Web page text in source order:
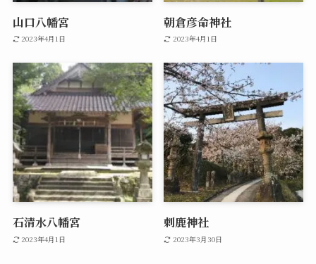
山口八幡宮
2023年4月1日
朝倉彦命神社
2023年4月1日
石清水八幡宮
2023年4月1日
刺鹿神社
2023年3月30日